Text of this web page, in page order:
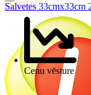
Cenu vēsture
Salvetes 33cmx33cm